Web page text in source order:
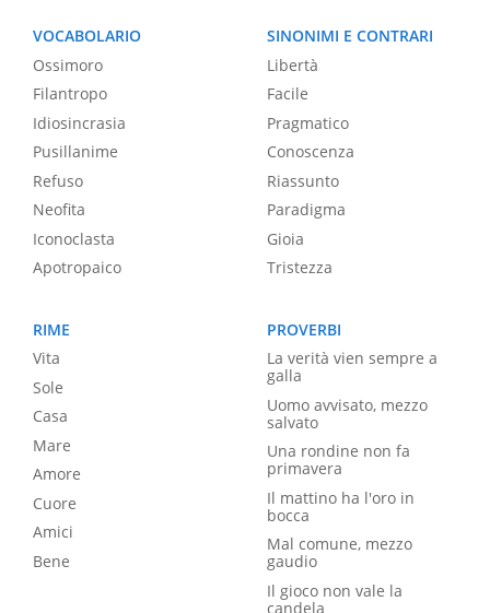
VOCABOLARIO
Ossimoro
Filantropo
Idiosincrasia
Pusillanime
Refuso
Neofita
Iconoclasta
Apotropaico
SINONIMI E CONTRARI
Libertà
Facile
Pragmatico
Conoscenza
Riassunto
Paradigma
Gioia
Tristezza
RIME
Vita
Sole
Casa
Mare
Amore
Cuore
Amici
Bene
PROVERBI
La verità vien sempre a
galla
Uomo avvisato, mezzo
salvato
Una rondine non fa
primavera
Il mattino ha l'oro in
bocca
Mal comune, mezzo
gaudio
Il gioco non vale la
candela